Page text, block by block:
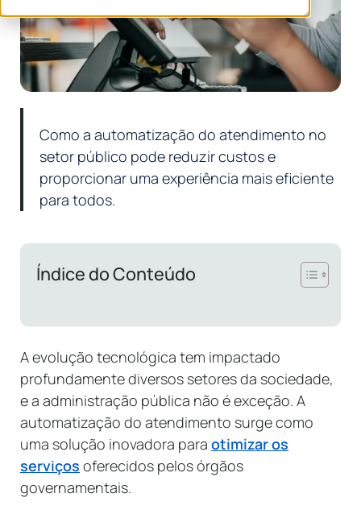
Como a automatização do atendimento no
setor público pode reduzir custos e
proporcionar uma experiência mais eficiente
para todos.
Índice do Conteúdo
A evolução tecnológica tem impactado
profundamente diversos setores da sociedade,
e a administração pública não é exceção. A
automatização do atendimento surge como
uma solução inovadora para otimizar os
serviços oferecidos pelos órgãos
governamentais.